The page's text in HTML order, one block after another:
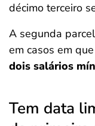
décimo terceiro
A segunda
em casos em
dois salários
Tem data